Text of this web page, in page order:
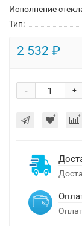
Исполнение
Тип:
2 532 ₽
+
-